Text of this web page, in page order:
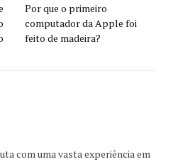
Por que o primeiro
computador da Apple foi
feito de madeira?
com uma vasta experiência em